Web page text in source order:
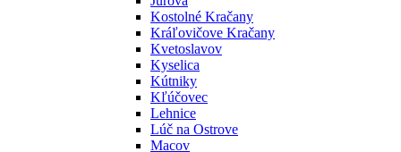
Kostolné Kračany
Kráľovičove Kračany
Kvetoslavov
Kyselica
Kútniky
Kľúčovec
Lehnice
Lúč na Ostrove
Macov